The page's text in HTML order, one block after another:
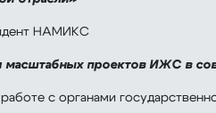
НАМИКС
масштабных проектов ИЖС в
с органами